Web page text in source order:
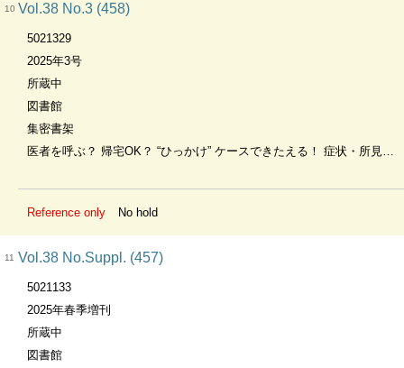
10 Vol.38 No.3 (458)
5021329
2025年3号
所蔵中
図書館
集密書架
医者を呼ぶ？ 帰宅OK？ “ひっかけ” ケースできたえる！ 症状・所見の見方
Reference only No hold
11 Vol.38 No.Suppl. (457)
5021133
2025年春季増刊
所蔵中
図書館